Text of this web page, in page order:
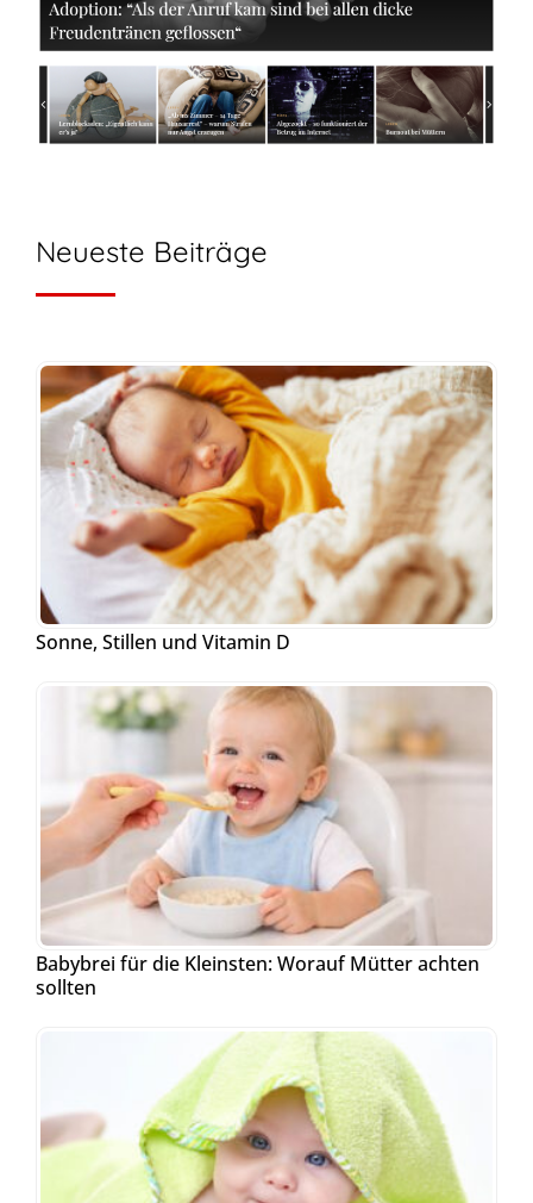
Neueste Beiträge
Sonne, Stillen und Vitamin D
Babybrei für die Kleinsten: Worauf Mütter achten
sollten